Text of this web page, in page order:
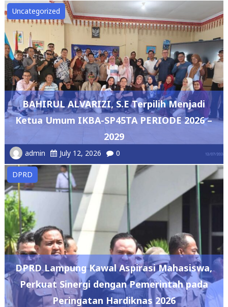
Uncategorized
BAHIRUL ALVARIZI, S.E Terpilih Menjadi
Ketua Umum IKBA-SP45TA PERIODE 2026 –
2029
admin July 12, 2026 0
DPRD
DPRD Lampung Kawal Aspirasi Mahasiswa,
Perkuat Sinergi dengan Pemerintah pada
Peringatan Hardiknas 2026